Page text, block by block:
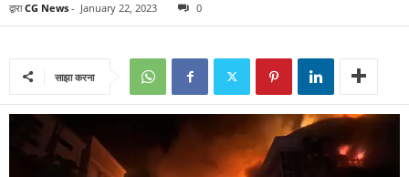
द्वारा CG News - January 22, 2023 0
साझा करना